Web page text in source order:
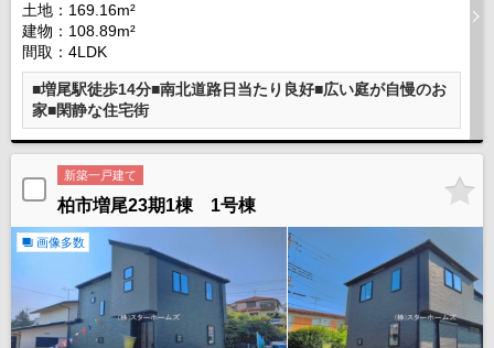
土地：169.16m²
建物：108.89m²
間取：4LDK
■増尾駅徒歩14分■南北道路日当たり良好■広い庭が自慢のお
家■閑静な住宅街
新築一戸建て
柏市増尾23期1棟 1号棟
画像多数